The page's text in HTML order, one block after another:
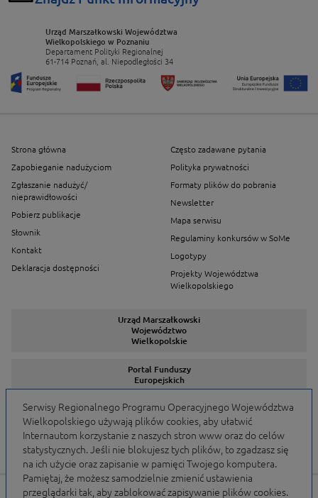
Urząd Marszałkowski Województwa
Wielkopolskiego w Poznaniu
Departament Polityki Regionalnej
61-714 Poznań, al. Niepodległości 34
Strona główna
Zapobieganie nadużyciom
Zgłaszanie nadużyć/
nieprawidłowości
Pobierz publikacje
Słownik
Kontakt
Deklaracja dostępności
Często zadawane pytania
Polityka prywatności
Formaty plików do pobrania
Newsletter
Mapa serwisu
Regulaminy konkursów w SoMe
Logotypy
Projekty Województwa
Wielkopolskiego
Urząd Marszałkowski
Województwo
Wielkopolskie
Portal Funduszy
Europejskich
Serwisy Programów
Portal finansowany przez Unię Europejską w ramach
Serwisy Regionalnego Programu Operacyjnego Województwa
Wielkopolskiego używają plików cookies, aby ułatwić
Internautom korzystanie z naszych stron www oraz do celów
statystycznych. Jeśli nie blokujesz tych plików, to zgadzasz się
na ich użycie oraz zapisanie w pamięci Twojego komputera.
Pamiętaj, że możesz samodzielnie zmienić ustawienia
przeglądarki tak, aby zablokować zapisywanie plików cookies.